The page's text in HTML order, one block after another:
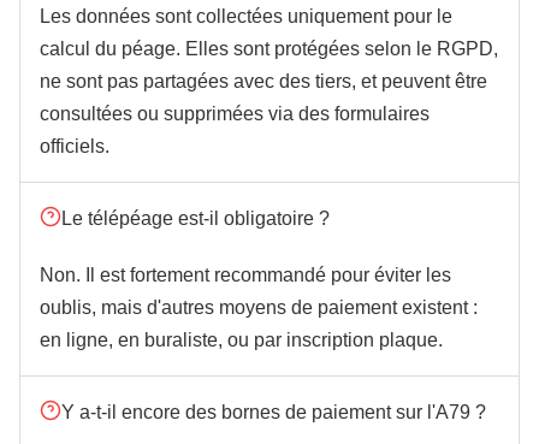
Les données sont collectées uniquement pour le
calcul du péage. Elles sont protégées selon le RGPD,
ne sont pas partagées avec des tiers, et peuvent être
consultées ou supprimées via des formulaires
officiels.
Le télépéage est-il obligatoire ?
Non. Il est fortement recommandé pour éviter les
oublis, mais d'autres moyens de paiement existent :
en ligne, en buraliste, ou par inscription plaque.
Y a-t-il encore des bornes de paiement sur l'A79 ?